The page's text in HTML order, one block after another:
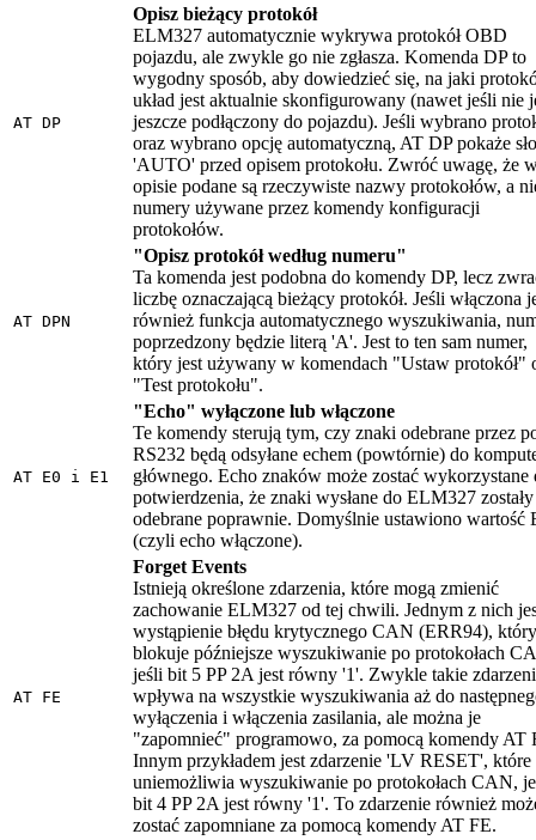
AT DP
Opisz bieżący protokół
ELM327 automatycznie wykrywa protokół OBD
pojazdu, ale zwykle go nie zgłasza. Komenda DP to
wygodny sposób, aby dowiedzieć się, na jaki
układ jest aktualnie skonfigurowany (nawet jeśli nie
jeszcze podłączony do pojazdu). Jeśli wybrano
oraz wybrano opcję automatyczną, AT DP pokaże
'AUTO' przed opisem protokołu. Zwróć uwagę, że
opisie podane są rzeczywiste nazwy protokołów, a
numery używane przez komendy konfiguracji
protokołów.
AT DPN
"Opisz protokół według numeru"
Ta komenda jest podobna do komendy DP, lecz
liczbę oznaczającą bieżący protokół. Jeśli włączona
również funkcja automatycznego wyszukiwania,
poprzedzony będzie literą 'A'. Jest to ten sam numer,
który jest używany w komendach "Ustaw protokół"
"Test protokołu".
AT E0 i E1
"Echo" wyłączone lub włączone
Te komendy sterują tym, czy znaki odebrane przez
RS232 będą odsyłane echem (powtórnie) do
głównego. Echo znaków może zostać wykorzystane
potwierdzenia, że znaki wysłane do ELM327 zostały
odebrane poprawnie. Domyślnie ustawiono wartość
(czyli echo włączone).
AT FE
Forget Events
Istnieją określone zdarzenia, które mogą zmienić
zachowanie ELM327 od tej chwili. Jednym z nich
wystąpienie błędu krytycznego CAN (ERR94), który
blokuje późniejsze wyszukiwanie po protokołach
jeśli bit 5 PP 2A jest równy '1'. Zwykle takie
wpływa na wszystkie wyszukiwania aż do
wyłączenia i włączenia zasilania, ale można je
"zapomnieć" programowo, za pomocą komendy AT
Innym przykładem jest zdarzenie 'LV RESET', które
uniemożliwia wyszukiwanie po protokołach CAN,
bit 4 PP 2A jest równy '1'. To zdarzenie również
zostać zapomniane za pomocą komendy AT FE.